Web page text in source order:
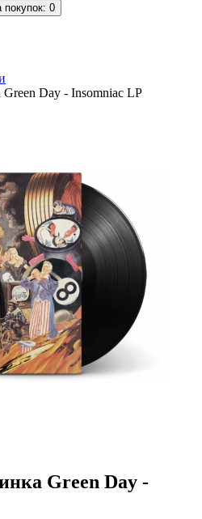
покупок: 0
Day - Insomniac LP
Green Day -